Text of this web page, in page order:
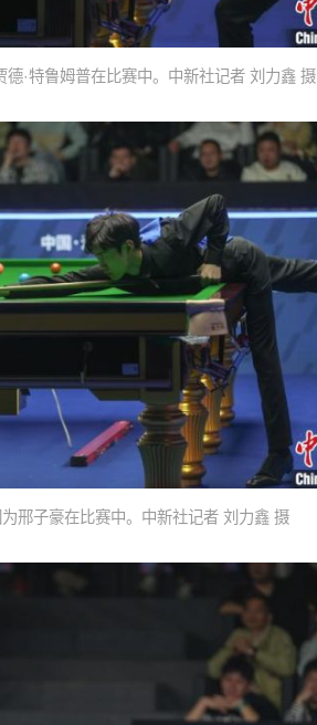
德·特鲁姆普在比赛中。中新社记者 刘力鑫 摄
为邢子豪在比赛中。中新社记者 刘力鑫 摄